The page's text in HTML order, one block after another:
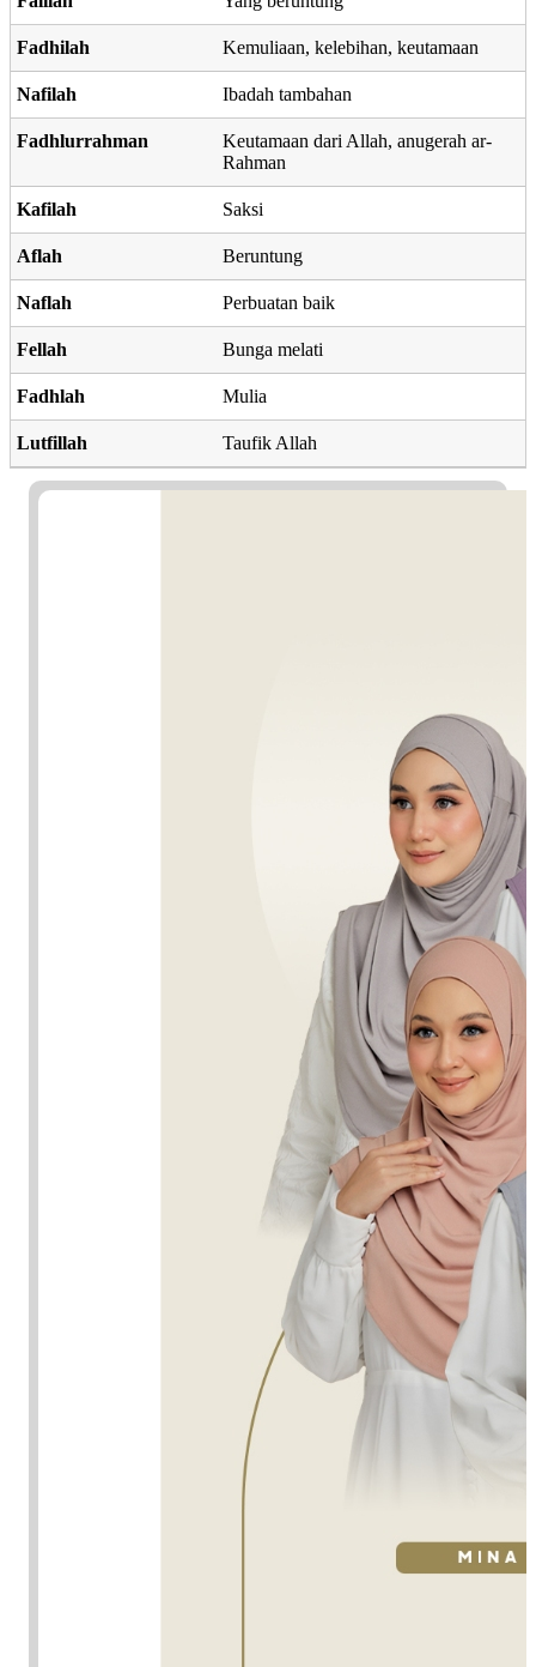
Fadhilah Kemuliaan, kelebihan, keutamaan
Nafilah Ibadah tambahan
Fadhlurrahman
Keutamaan dari Allah, anugerah ar-
Rahman
Kafilah Saksi
Aflah Beruntung
Naflah Perbuatan baik
Fellah Bunga melati
Fadhlah Mulia
Lutfillah Taufik Allah